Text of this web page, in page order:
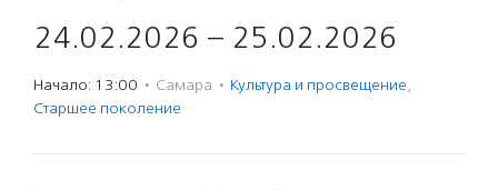
24.02.2026 – 25.02.2026
Начало: 13:00 · Самара · Культура и просвещение,
Старшее поколение